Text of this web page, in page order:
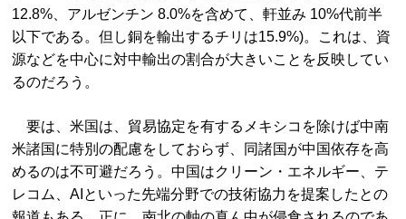
12.8%、アルゼンチン 8.0%を含めて、軒並み 10%代前半
以下である。但し銅を輸出するチリは15.9%)。これは、資
源などを中心に対中輸出の割合が大きいことを反映してい
るのだろう。
要は、米国は、貿易協定を有するメキシコを除けば中南
米諸国に特別の配慮をしておらず、同諸国が中国依存を高
めるのは不可避だろう。中国はクリーン・エネルギー、テ
レコム、AIといった先端分野での技術協力を提案したとの